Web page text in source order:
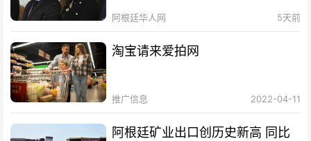
阿根廷华人网 5天前
淘宝请来爱拍网
推广信息 2022-04-11
阿根廷矿业出口创历史新高 同比